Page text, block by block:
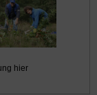
hier